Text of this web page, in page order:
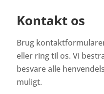
Kontakt os
Brug
eller ring til os. Vi
besvare alle
muligt.